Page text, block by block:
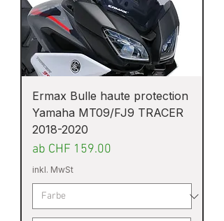
Ermax Bulle haute protection
Yamaha MT09/FJ9 TRACER
2018-2020
ab CHF 159.00
Sale-Preis
inkl. MwSt